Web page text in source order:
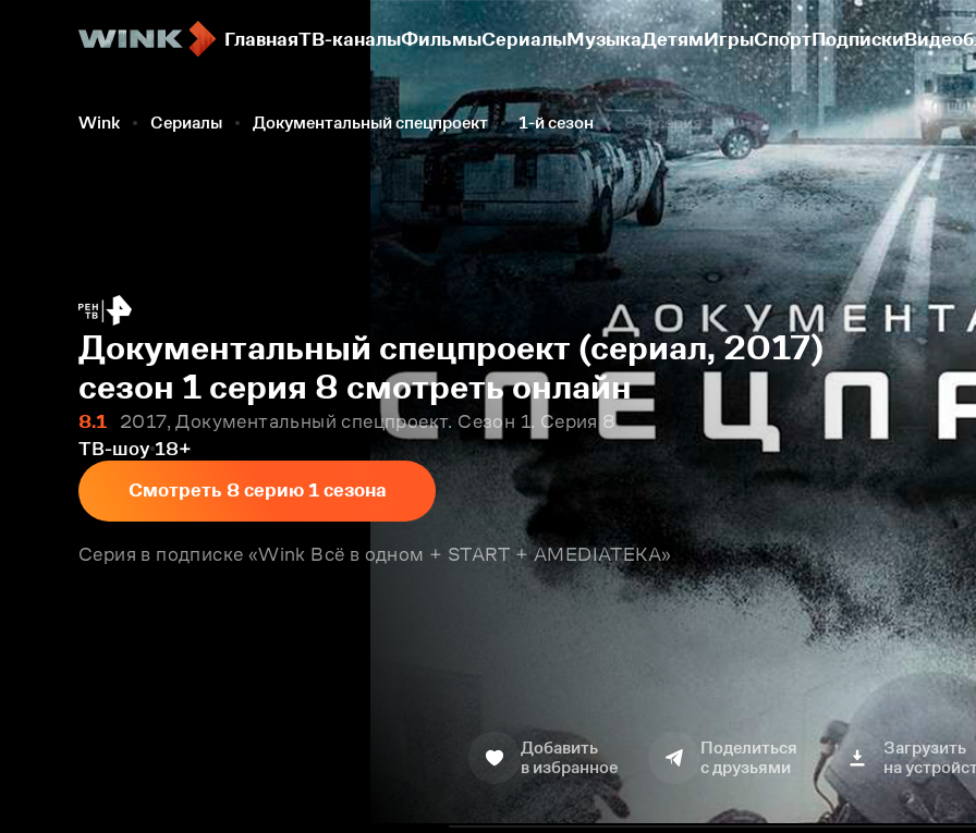
ГлавнаяТВ-каналыФильмыСериалыМузыкаДетямИгрыСпортПодписки
Wink Сериалы Документальный спецпроект 1-й сезон 8-я серия
Документальный спецпроект (сериал, 2017)
сезон 1 серия 8 смотреть онлайн
8.1
2017, Документальный спецпроект. Сезон 1. Серия 8
ТВ-шоу 18+
Смотреть 8 серию 1 сезона
Серия в подписке «Wink Всё в одном + START + AMEDIATEKA»
Добавить
в избранное
Поделиться
с друзьями
Загрузить
на